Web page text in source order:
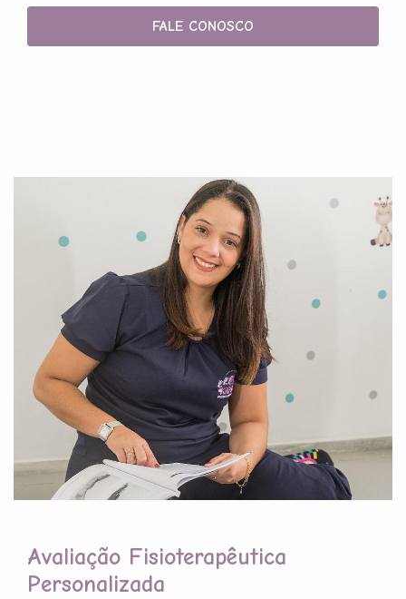
FALE CONOSCO
Avaliação Fisioterapêutica
Personalizada